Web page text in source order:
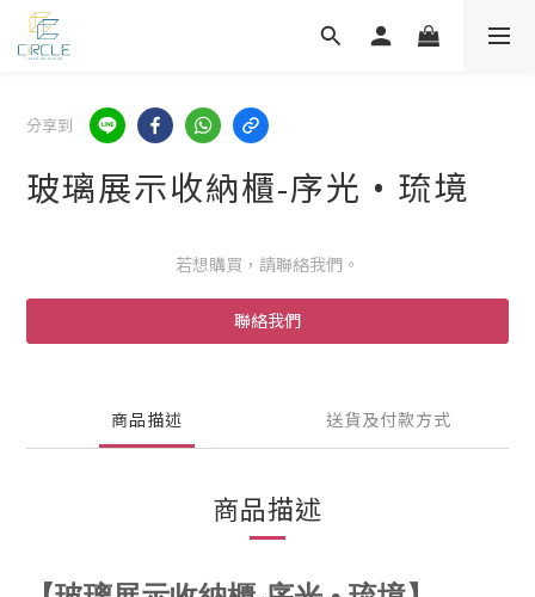
分享到
玻璃展示收納櫃-序光 • 琉境
若想購買，請聯絡我們。
聯絡我們
商品描述 送貨及付款方式
商品描述